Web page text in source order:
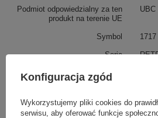
napięcie.
Służy do łączenia części pionowych i
Podmiot odpowiedzialny za ten
produkt na terenie UE
UBC
Symbol 1717
Seria
Produkt na zamówienie czas
oczekiwania na dostawę z
Gwarancja w miesiącach 24
Konfiguracja zgód
Wykorzystujemy pliki cookies do
serwisu, aby oferować funkcje